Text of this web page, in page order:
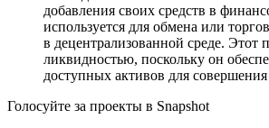
добавления своих средств в
используется для обмена или
в децентрализованной среде. Этот
ликвидностью, поскольку он
доступных активов для совершения
Голосуйте за проекты в Snapshot